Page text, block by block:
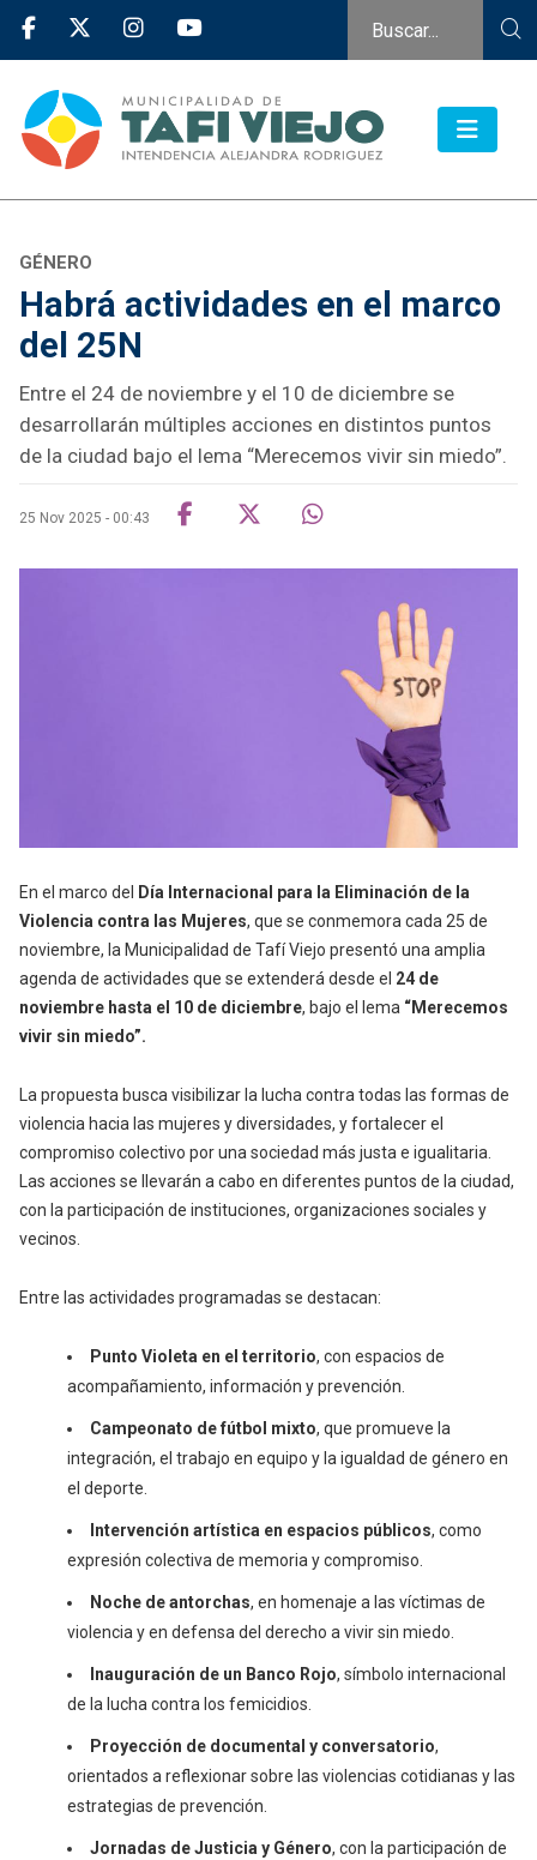
GÉNERO
Habrá actividades en el marco
del 25N
Entre el 24 de noviembre y el 10 de diciembre se
desarrollarán múltiples acciones en distintos puntos
de la ciudad bajo el lema “Merecemos vivir sin miedo”.
25 Nov 2025 - 00:43
En el marco del
Día Internacional para la Eliminación de la
Violencia contra las Mujeres, que se conmemora cada 25 de
noviembre, la Municipalidad de Tafí Viejo presentó una amplia
agenda de actividades que se extenderá desde el 24 de
noviembre hasta el 10 de diciembre, bajo el lema “Merecemos
vivir sin miedo”.
La propuesta busca visibilizar la lucha contra todas las formas de
violencia hacia las mujeres y diversidades, y fortalecer el
compromiso colectivo por una sociedad más justa e igualitaria.
Las acciones se llevarán a cabo en diferentes puntos de la ciudad,
con la participación de instituciones, organizaciones sociales y
vecinos.
Entre las actividades programadas se destacan:
Punto Violeta en el territorio, con espacios de
acompañamiento, información y prevención.
Campeonato de fútbol mixto, que promueve la
integración, el trabajo en equipo y la igualdad de género en
el deporte.
Intervención artística en espacios públicos, como
expresión colectiva de memoria y compromiso.
Noche de antorchas, en homenaje a las víctimas de
violencia y en defensa del derecho a vivir sin miedo.
Inauguración de un Banco Rojo, símbolo internacional
de la lucha contra los femicidios.
Proyección de documental y conversatorio,
orientados a reflexionar sobre las violencias cotidianas y las
estrategias de prevención.
Jornadas de Justicia y Género, con la participación de